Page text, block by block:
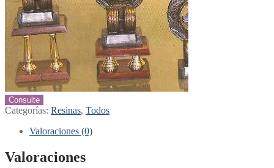
Consulte
Categorías: Resinas, Todos
Valoraciones (0)
Valoraciones